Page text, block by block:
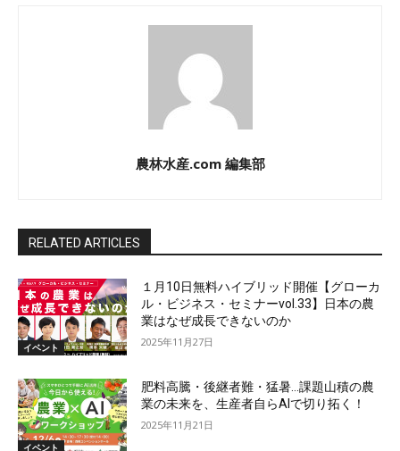
農林水産.com 編集部
RELATED ARTICLES
イベント
１月10日無料ハイブリッド開催【グローカ
ル・ビジネス・セミナーvol.33】日本の農
業はなぜ成長できないのか
2025年11月27日
イベント
肥料高騰・後継者難・猛暑…課題山積の農
業の未来を、生産者自らAIで切り拓く！
2025年11月21日